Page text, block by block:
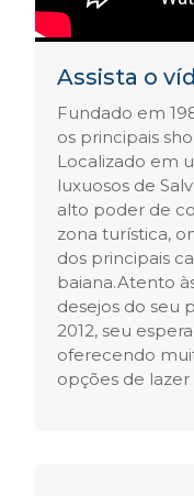
Assista o
Fundado em
os principais
Localizado em
luxuosos de
alto poder de
zona turística,
dos principais
baiana.Atento
desejos do seu
2012, seu
oferecendo
opções de lazer